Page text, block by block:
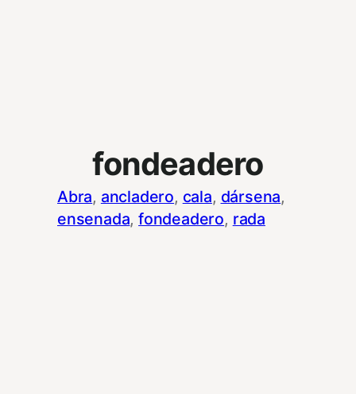
fondeadero
Abra, ancladero, cala, dársena
ensenada, fondeadero, rada